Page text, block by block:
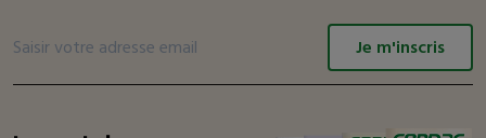
Je m'inscris